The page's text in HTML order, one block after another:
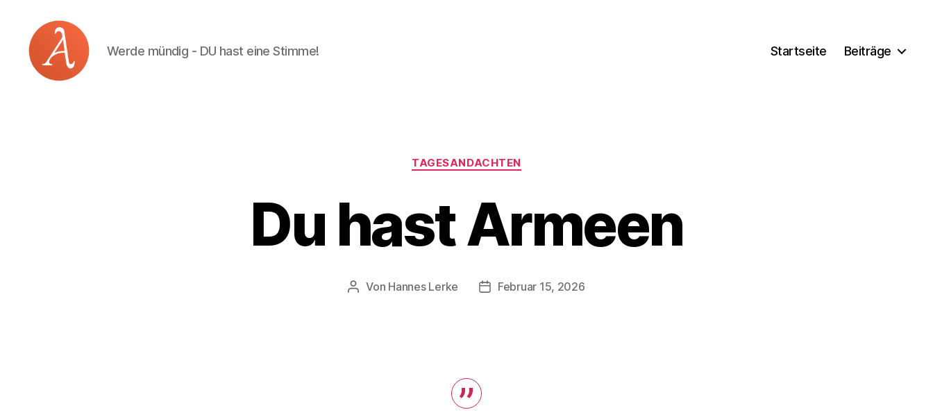
Werde mündig - DU hast eine Stimme! Startseite Beiträge
Kategorien
TAGESANDACHTEN
Du hast Armeen
Beitragsautor
Von Hannes Lerke Beitragsdatum
Februar 15, 2026